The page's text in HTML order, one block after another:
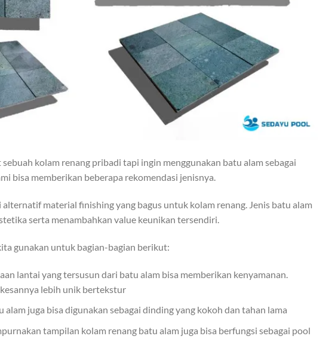
kolam renang pribadi tapi ingin menggunakan batu alam sebagai
bisa memberikan beberapa rekomendasi jenisnya.
alternatif material finishing yang bagus untuk kolam renang. Jenis batu alam
serta menambahkan value keunikan tersendiri.
gunakan untuk bagian-bagian berikut:
lantai yang tersusun dari batu alam bisa memberikan kenyamanan.
lebih unik bertekstur
alam juga bisa digunakan sebagai dinding yang kokoh dan tahan lama
tampilan kolam renang batu alam juga bisa berfungsi sebagai pool